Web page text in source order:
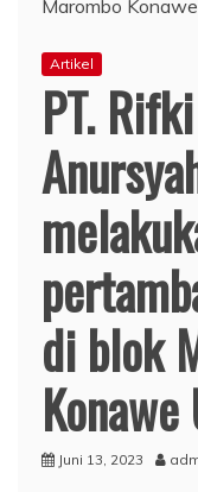
Artikel
PT.
di blok
Juni 13, 2023